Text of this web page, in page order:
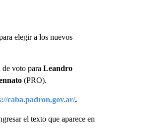
elegir a los nuevos
de voto para Leandro
(PRO).
caba.padron.gov.ar/.
el texto que aparece en